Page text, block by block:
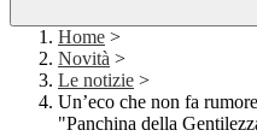
Home >
Novità >
Le notizie >
Un’eco che non fa
"Panchina della